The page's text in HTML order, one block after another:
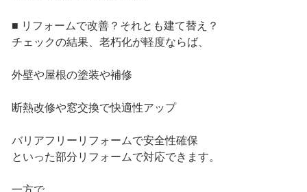
■ リフォームで改善？それとも建て替え？
チェックの結果、老朽化が軽度ならば、
外壁や屋根の塗装や補修
断熱改修や窓交換で快適性アップ
バリアフリーリフォームで安全性確保
といった部分リフォームで対応できます。